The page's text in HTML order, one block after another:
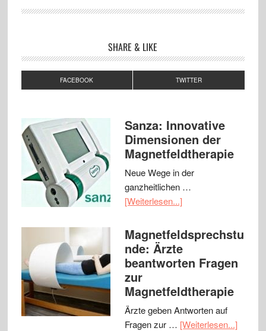
SHARE & LIKE
FACEBOOK TWITTER
Sanza: Innovative
Dimensionen der
Magnetfeldtherapie
Neue Wege in der
ganzheitlichen …
[Weiterlesen...]
Magnetfeldsprechstu
nde: Ärzte
beantworten Fragen
zur
Magnetfeldtherapie
Ärzte geben Antworten auf
Fragen zur … [Weiterlesen...]